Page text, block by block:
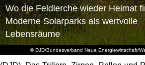
© DJD/Bundesverband Neue Energiewirtschaft/
Wo die Feldlerche wieder Heimat
Moderne Solarparks als wertvolle
Lebensräume